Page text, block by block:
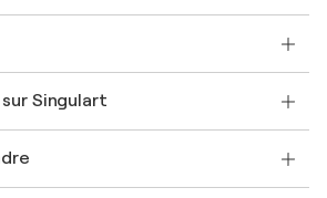
commercial
d'art original
qu'Artiste
Singulart